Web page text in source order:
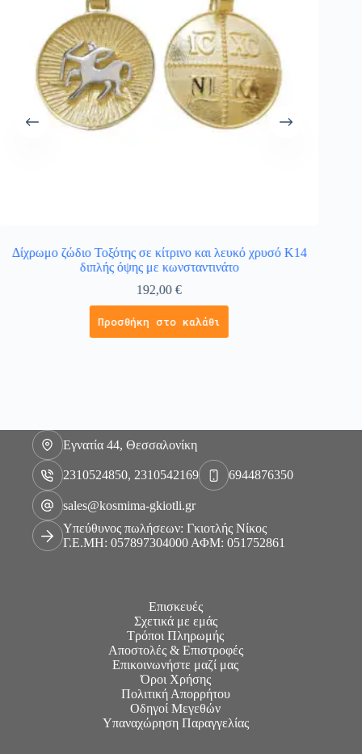
Δίχρωμο ζώδιο Τοξότης σε κίτρινο και λευκό χρυσό Κ14
διπλής όψης με κωνσταντινάτο
192,00€
Προσθήκη στο καλάθι
Εγνατία 44, Θεσσαλονίκη
2310524850, 2310542169 6944876350
sales@kosmima-gkiotli.gr
Υπεύθυνος πωλήσεων: Γκιοτλής Νίκος
Γ.Ε.ΜΗ: 057897304000 ΑΦΜ: 051752861
Επισκευές
Σχετικά με εμάς
Τρόποι Πληρωμής
Αποστολές & Επιστροφές
Επικοινωνήστε μαζί μας
Όροι Χρήσης
Πολιτική Απορρήτου
Οδηγοί Μεγεθών
Υπαναχώρηση Παραγγελίας